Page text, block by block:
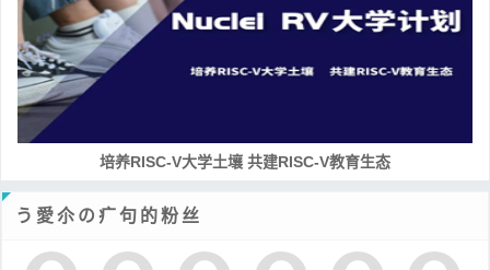
培养RISC-V大学土壤 共建RISC-V教育生态
う愛尒の疒句的粉丝